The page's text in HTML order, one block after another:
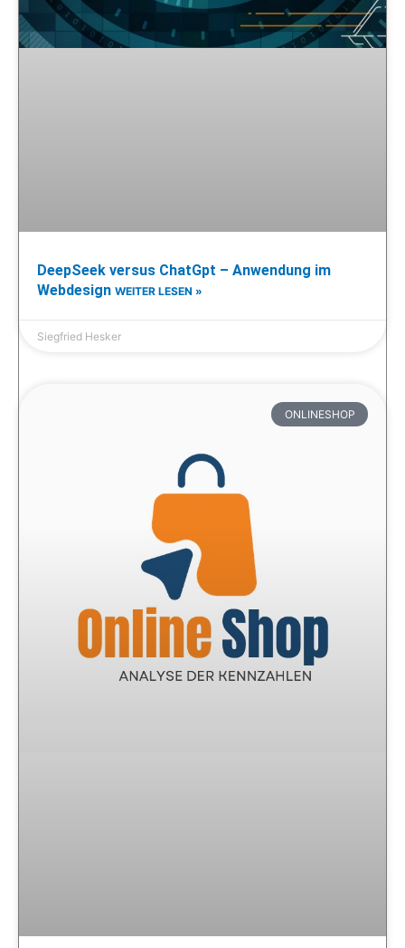
DeepSeek versus ChatGpt – Anwendung im
Webdesign WEITER LESEN »
Siegfried Hesker
ONLINESHOP